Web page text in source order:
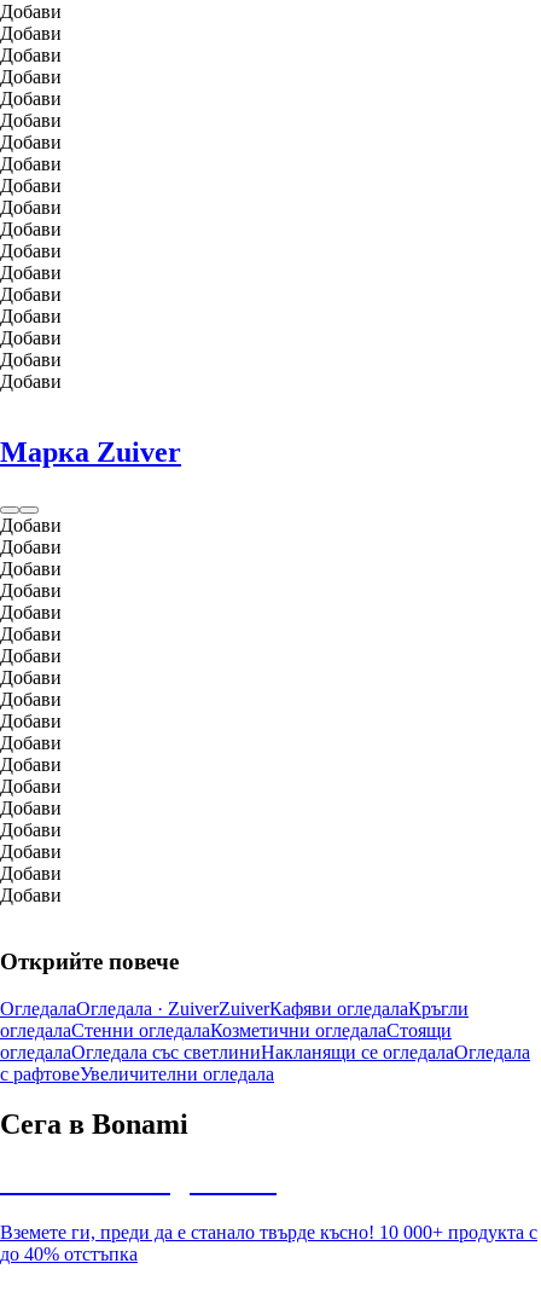
Добави
Добави
Добави
Добави
Добави
Добави
Добави
Добави
Добави
Добави
Добави
Добави
Добави
Добави
Добави
Добави
Добави
Добави
Марка Zuiver
Добави
Добави
Добави
Добави
Добави
Добави
Добави
Добави
Добави
Добави
Добави
Добави
Добави
Добави
Добави
Добави
Добави
Добави
Открийте повече
ОгледалаОгледала · ZuiverZuiverКафяви огледалаКръгли
огледалаСтенни огледалаКозметични огледалаСтоящи
огледалаОгледала със светлиниНакланящи се огледалаОгледала
с рафтовеУвеличителни огледала
Сега в Bonami
Вземете ги, преди да е станало твърде късно! 10 000+ продукта с
до 40% отстъпка